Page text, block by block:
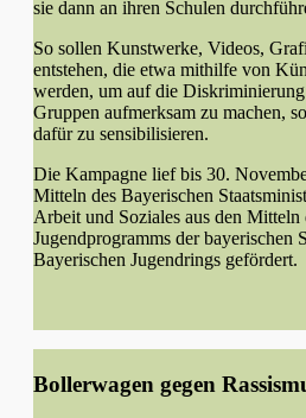
sie dann an ihren Schulen
So sollen Kunstwerke, Videos,
entstehen, die etwa mithilfe von
werden, um auf die
Gruppen aufmerksam zu machen,
dafür zu sensibilisieren.
Die Kampagne lief bis 30.
Mitteln des Bayerischen
Arbeit und Soziales aus den
Jugendprogramms der bayerischen
Bayerischen Jugendrings gefördert.
Bollerwagen gegen